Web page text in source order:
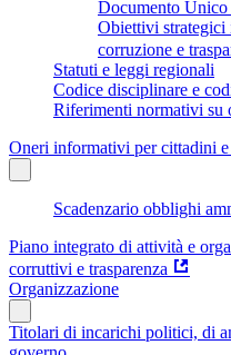
Documento
Obiettivi strategici
corruzione e
Statuti e leggi regionali
Codice disciplinare e
Riferimenti normativi su
Oneri informativi per cittadini e
Scadenzario obblighi
Piano integrato di attività e
corruttivi e trasparenza
Organizzazione
Titolari di incarichi politici, di